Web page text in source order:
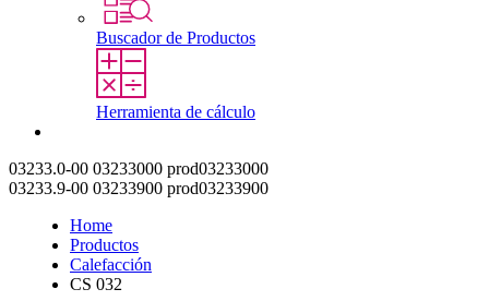
Buscador de Productos
Herramienta de cálculo
03233.0-00 03233000 prod03233000
03233.9-00 03233900 prod03233900
Home
Productos
Calefacción
CS 032